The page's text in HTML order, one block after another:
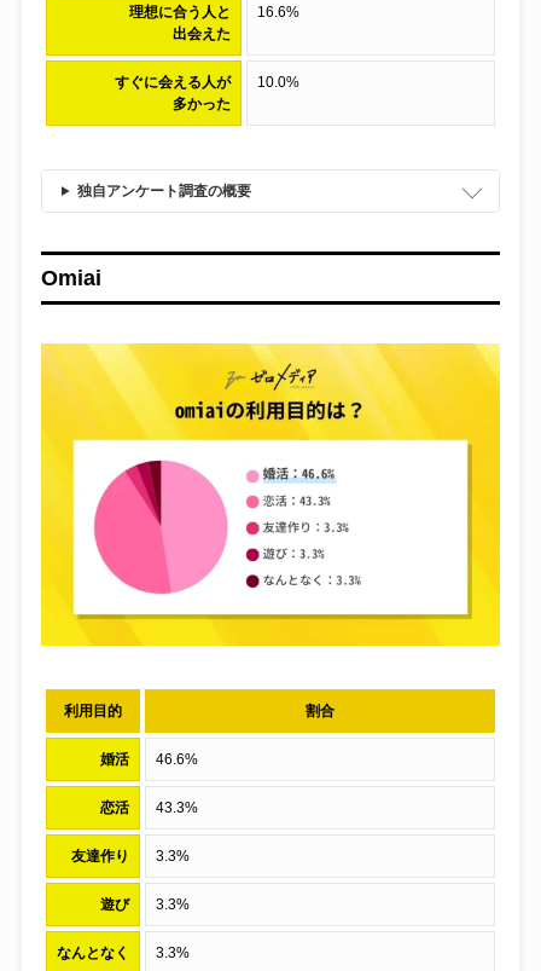
理想に合う人と
出会えた
16.6%
すぐに会える人が
多かった
10.0%
独自アンケート調査の概要
Omiai
利用目的 割合
婚活 46.6%
恋活 43.3%
友達作り 3.3%
遊び 3.3%
なんとなく 3.3%